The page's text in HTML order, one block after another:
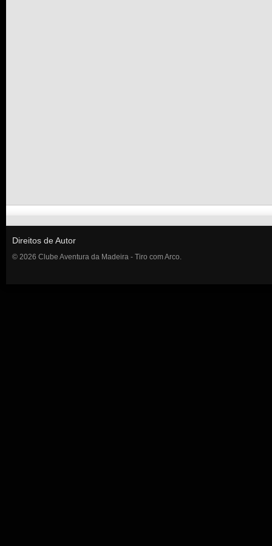
Direitos de Autor
© 2026 Clube Aventura da Madeira - Tiro com Arco.